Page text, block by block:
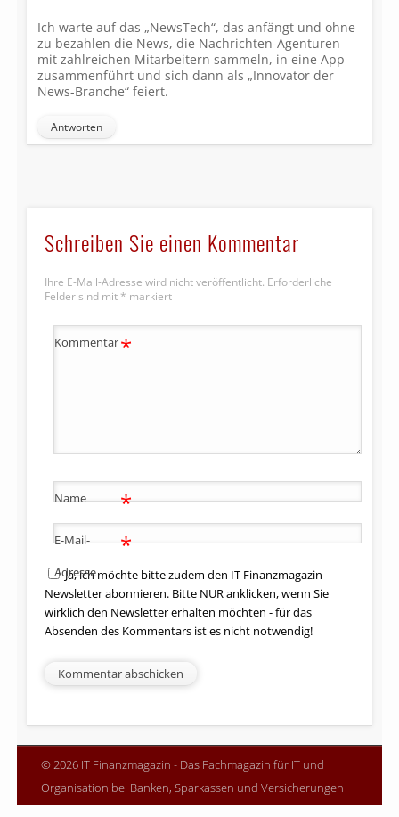
Ich warte auf das „NewsTech“, das anfängt und ohne
zu bezahlen die News, die Nachrichten-Agenturen
mit zahlreichen Mitarbeitern sammeln, in eine App
zusammenführt und sich dann als „Innovator der
News-Branche“ feiert.
Antworten
Schreiben Sie einen Kommentar
Ihre E-Mail-Adresse wird nicht veröffentlicht. Erforderliche
Felder sind mit * markiert
Kommentar*
Name *
E-Mail-
Adresse
*
Ja, ich möchte bitte zudem den IT Finanzmagazin-
Newsletter abonnieren. Bitte NUR anklicken, wenn Sie
wirklich den Newsletter erhalten möchten - für das
Absenden des Kommentars ist es nicht notwendig!
© 2026 IT Finanzmagazin - Das Fachmagazin für IT und
Organisation bei Banken, Sparkassen und Versicherungen